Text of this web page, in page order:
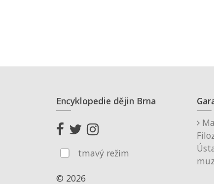
Encyklopedie dějin Brna
tmavý režim
© 2026